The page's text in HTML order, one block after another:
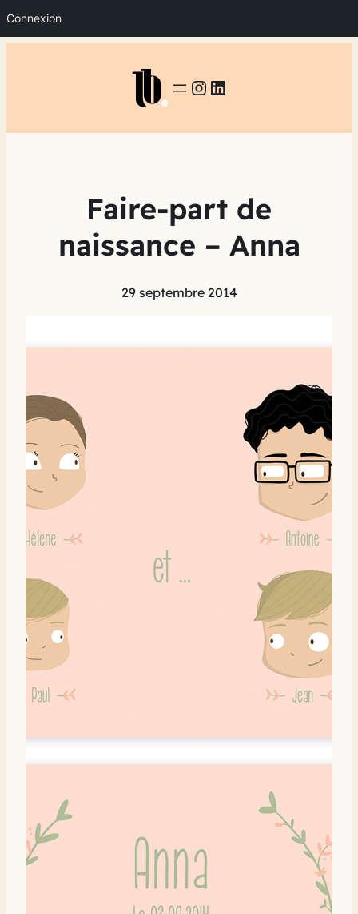
Connexion
INSTAGRAM
LINKEDIN
Faire-part de
naissance – Anna
29 septembre 2014